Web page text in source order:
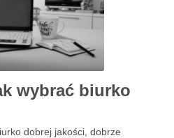
wybrać biurko
dobrej jakości, dobrze